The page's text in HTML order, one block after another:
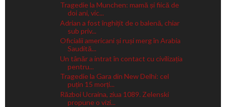
Tragedie la Munchen: mamă și fiică de
doi ani, vic...
Adrian a fost înghițit de o balenă, chiar
sub priv...
Oficialii americani și ruși merg în Arabia
Saudită...
Un tânăr a intrat în contact cu civilizația
pentru...
Tragedie la Gara din New Delhi: cel
puțin 15 morți...
Război Ucraina, ziua 1089. Zelenski
propune o vizi...